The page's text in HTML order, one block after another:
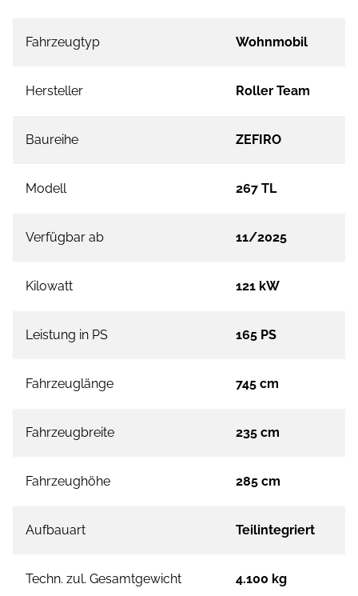
Fahrzeugtyp Wohnmobil
Hersteller Roller Team
Baureihe ZEFIRO
Modell 267 TL
Verfügbar ab 11/2025
Kilowatt 121 kW
Leistung in PS 165 PS
Fahrzeuglänge 745 cm
Fahrzeugbreite 235 cm
Fahrzeughöhe 285 cm
Aufbauart Teilintegriert
Techn. zul. Gesamtgewicht 4.100 kg